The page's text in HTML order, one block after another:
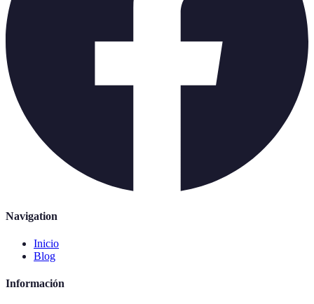
Navigation
Inicio
Blog
Información